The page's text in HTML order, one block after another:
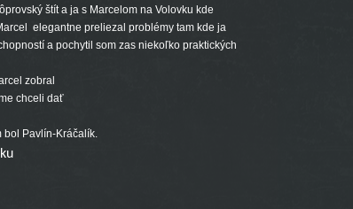
štít a ja s Marcelom na Volovku kde
elegantne preliezal problémy tam kde ja
a pochytil som zas niekoľko praktických
zobral
chceli dať
bol Pavlín-Kráčalík.